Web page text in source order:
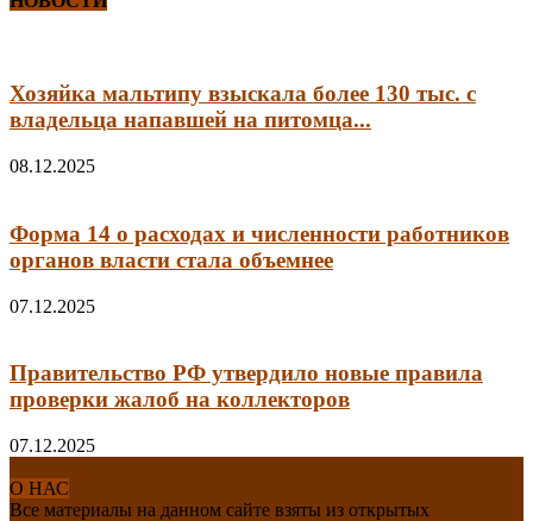
Хозяйка мальтипу взыскала более 130 тыс. с
владельца напавшей на питомца...
08.12.2025
Форма 14 о расходах и численности работников
органов власти стала объемнее
07.12.2025
Правительство РФ утвердило новые правила
проверки жалоб на коллекторов
07.12.2025
О НАС
Все материалы на данном сайте взяты из открытых